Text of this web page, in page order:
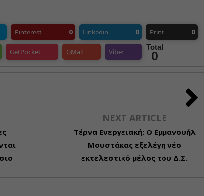
Pinterest 0 Linkedin 0 Print 0
GetPocket GMail Viber
Total
0
NEXT ARTICLE
Τέρνα Ενεργειακή: Ο Εμμανουήλ
Μουστάκας εξελέγη νέο
εκτελεστικό μέλος του Δ.Σ.